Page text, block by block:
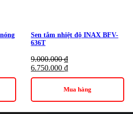
Sen tắm nhiệt độ INAX BFV-
636T
9.000.000₫
6.750.000 ₫
Mua hàng